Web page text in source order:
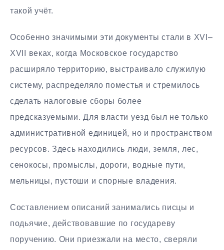
такой учёт.
Особенно значимыми эти документы стали в XVI–
XVII веках, когда Московское государство
расширяло территорию, выстраивало служилую
систему, распределяло поместья и стремилось
сделать налоговые сборы более
предсказуемыми. Для власти уезд был не только
административной единицей, но и пространством
ресурсов. Здесь находились люди, земля, лес,
сенокосы, промыслы, дороги, водные пути,
мельницы, пустоши и спорные владения.
Составлением описаний занимались писцы и
подьячие, действовавшие по государеву
поручению. Они приезжали на место, сверяли